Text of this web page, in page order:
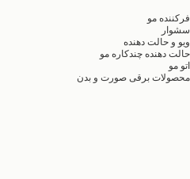
فرکننده مو
سشوار
ویو و حالت دهنده
حالت دهنده چندکاره مو
اتو مو
محصولات برقی صورت و بدن